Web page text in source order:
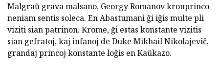
Malgraŭ grava malsano, Georgy Romanov kronprinco
neniam sentis soleca. En Abastumani ĝi iĝis multe pli
viziti sian patrinon. Krome, ĝi estas konstante vizitis
sian gefratoj, kaj infanoj de Duke Mikhail Nikolajeviĉ,
grandaj princoj konstante loĝis en Kaŭkazo.